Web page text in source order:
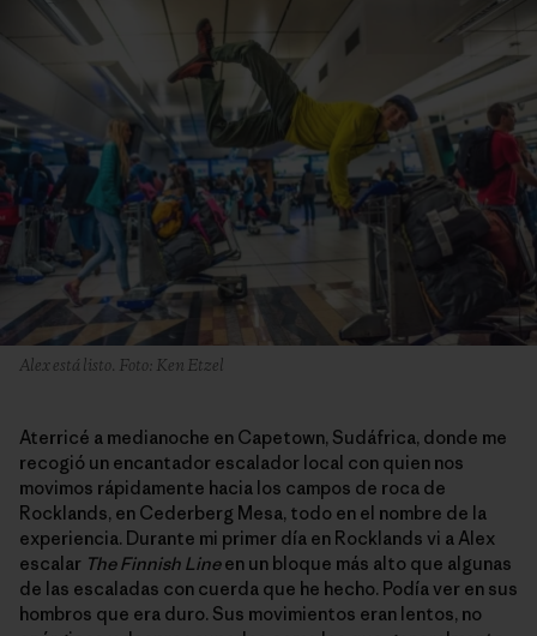
Alex está listo. Foto: Ken Etzel
Aterricé a medianoche en Capetown, Sudáfrica, donde me
recogió un encantador escalador local con quien nos
movimos rápidamente hacia los campos de roca de
Rocklands, en Cederberg Mesa, todo en el nombre de la
experiencia. Durante mi primer día en Rocklands vi a Alex
escalar The Finnish Lineen un bloque más alto que algunas
de las escaladas con cuerda que he hecho. Podía ver en sus
hombros que era duro. Sus movimientos eran lentos, no